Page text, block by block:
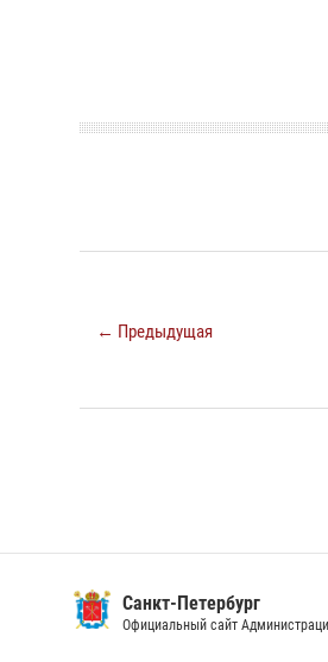
← Предыдущая
Санкт-Петербург
Официальный сайт